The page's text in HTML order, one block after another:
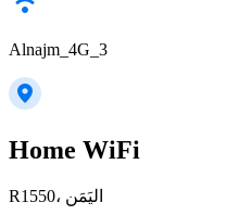
Alnajm_4G_3
Home WiFi
R1550، اليَمَن